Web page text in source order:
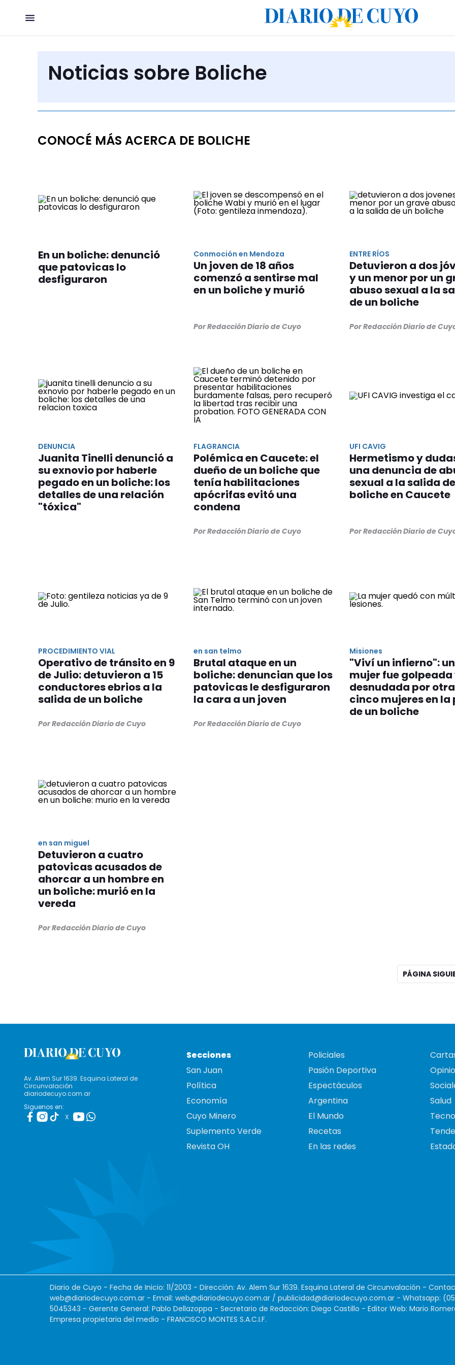
Noticias sobre Boliche
CONOCÉ MÁS ACERCA DE BOLICHE
En un boliche: denunció
que patovicas lo
desfiguraron
Conmoción en Mendoza
Un joven de 18 años
comenzó a sentirse mal
en un boliche y murió
Por Redacción Diario de Cuyo
ENTRE RÍOS
Detuvieron a dos
y un menor por un
abuso sexual a la
de un boliche
Por Redacción Diario de
DENUNCIA
Juanita Tinelli denunció a
su exnovio por haberle
pegado en un boliche: los
detalles de una relación
"tóxica"
FLAGRANCIA
Polémica en Caucete: el
dueño de un boliche que
tenía habilitaciones
apócrifas evitó una
condena
Por Redacción Diario de Cuyo
UFI CAVIG
Hermetismo y
una denuncia de
sexual a la salida
boliche en Caucete
Por Redacción Diario de
PROCEDIMIENTO VIAL
Operativo de tránsito en 9
de Julio: detuvieron a 15
conductores ebrios a la
salida de un boliche
Por Redacción Diario de Cuyo
en san telmo
Brutal ataque en un
boliche: denuncian que los
patovicas le desfiguraron
la cara a un joven
Por Redacción Diario de Cuyo
Misiones
"Viví un infierno":
mujer fue golpeada
desnudada por
cinco mujeres en la
de un boliche
en san miguel
Detuvieron a cuatro
patovicas acusados de
ahorcar a un hombre en
un boliche: murió en la
vereda
Por Redacción Diario de Cuyo
PÁGINA
Av. Alem Sur 1639. Esquina Lateral de
Circunvalación
diariodecuyo.com.ar
Siguenos en:
X
Secciones
San Juan
Política
Economía
Cuyo Minero
Suplemento Verde
Revista OH
Policiales
Pasión Deportiva
Espectáculos
Argentina
El Mundo
Recetas
En las redes
Salud
Diario de Cuyo - Fecha de Inicio: 11/2003 - Dirección: Av. Alem Sur 1639. Esquina Lateral de Circunvalación -
web@diariodecuyo.com.ar - Email: web@diariodecuyo.com.ar / publicidad@diariodecuyo.com.ar - Whatsapp:
5045343 - Gerente General: Pablo Dellazoppa - Secretario de Redacción: Diego Castillo - Editor Web: Mario
Empresa propietaria del medio - FRANCISCO MONTES S.A.C.I.F.